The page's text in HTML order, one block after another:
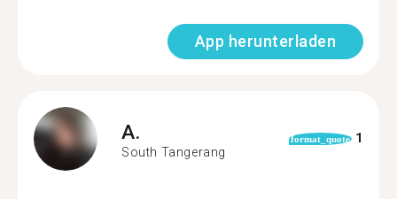
App herunterladen
A.
South Tangerang
format_quote 1